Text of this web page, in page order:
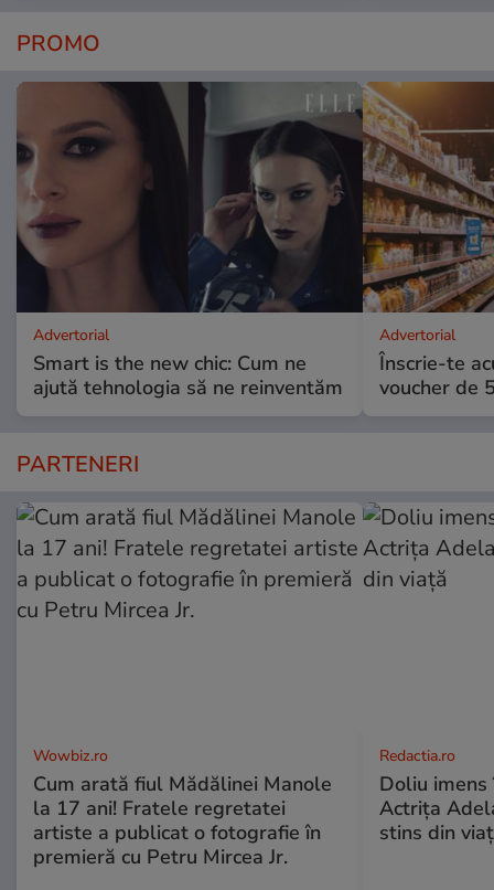
PROMO
Advertorial
Smart is the new chic: Cum ne
ajută tehnologia să ne reinventăm
Advertorial
Înscrie-te
voucher de
PARTENERI
Wowbiz.ro
Cum arată fiul Mădălinei Manole
la 17 ani! Fratele regretatei
artiste a publicat o fotografie în
premieră cu Petru Mircea Jr.
Redactia.ro
Doliu
Actrița
stins din